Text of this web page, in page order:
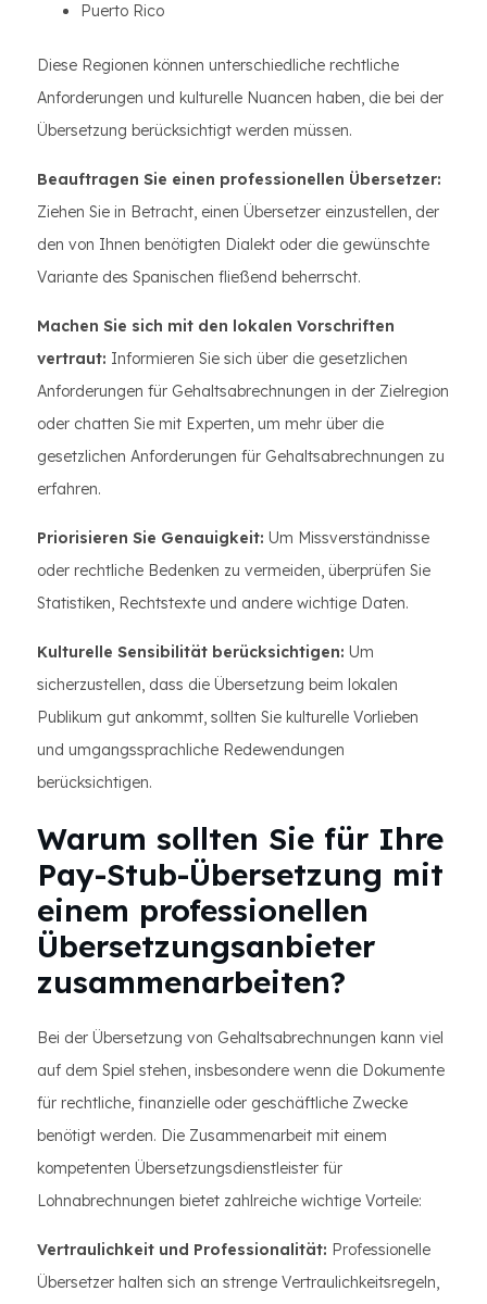
Puerto Rico
Diese Regionen können unterschiedliche rechtliche
Anforderungen und kulturelle Nuancen haben, die bei der
Übersetzung berücksichtigt werden müssen.
Beauftragen Sie einen professionellen Übersetzer:
Ziehen Sie in Betracht, einen Übersetzer einzustellen, der
den von Ihnen benötigten Dialekt oder die gewünschte
Variante des Spanischen fließend beherrscht.
Machen Sie sich mit den lokalen Vorschriften
vertraut: Informieren Sie sich über die gesetzlichen
Anforderungen für Gehaltsabrechnungen in der Zielregion
oder chatten Sie mit Experten, um mehr über die
gesetzlichen Anforderungen für Gehaltsabrechnungen zu
erfahren.
Priorisieren Sie Genauigkeit: Um Missverständnisse
oder rechtliche Bedenken zu vermeiden, überprüfen Sie
Statistiken, Rechtstexte und andere wichtige Daten.
Kulturelle Sensibilität berücksichtigen: Um
sicherzustellen, dass die Übersetzung beim lokalen
Publikum gut ankommt, sollten Sie kulturelle Vorlieben
und umgangssprachliche Redewendungen
berücksichtigen.
Warum sollten Sie für Ihre
Pay-Stub-Übersetzung mit
einem professionellen
Übersetzungsanbieter
zusammenarbeiten?
Bei der Übersetzung von Gehaltsabrechnungen kann viel
auf dem Spiel stehen, insbesondere wenn die Dokumente
für rechtliche, finanzielle oder geschäftliche Zwecke
benötigt werden. Die Zusammenarbeit mit einem
kompetenten Übersetzungsdienstleister für
Lohnabrechnungen bietet zahlreiche wichtige Vorteile:
Vertraulichkeit und Professionalität: Professionelle
Übersetzer halten sich an strenge Vertraulichkeitsregeln,